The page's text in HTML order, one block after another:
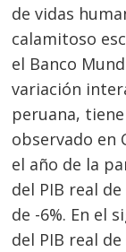
de vidas
calamitoso
el Banco
variación
peruana,
observado en
el año de la
del PIB real
de -6%. En el
del PIB real